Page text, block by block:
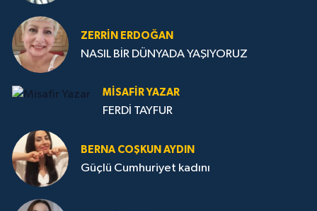
ZERRIN ERDOĞAN
NASIL BİR DÜNYADA YAŞIYORUZ
MISAFIR YAZAR
FERDİ TAYFUR
BERNA COŞKUN AYDIN
Güçlü Cumhuriyet kadını